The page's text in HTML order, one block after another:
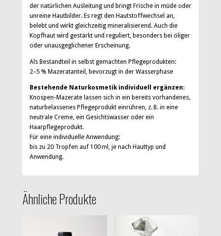
der natürlichen Ausleitung und bringt Frische in müde oder
unreine Hautbilder. Es regt den Hautstoffwechsel an,
belebt und wirkt gleichzeitig mineralisierend. Auch die
Kopfhaut wird gestärkt und reguliert, besonders bei öliger
oder unausgeglichener Erscheinung.
Als Bestandteil in selbst gemachten Pflegeprodukten:
2–5 % Mazeratanteil, bevorzugt in der Wasserphase
Bestehende Naturkosmetik individuell ergänzen:
Knospen-Mazerate lassen sich in ein bereits vorhandenes,
naturbelassenes Pflegeprodukt einrühren, z. B. in eine
neutrale Creme, ein Gesichtswasser oder ein
Haarpflegeprodukt.
Für eine individuelle Anwendung:
bis zu 20 Tropfen auf 100 ml, je nach Hauttyp und
Anwendung.
Ähnliche Produkte